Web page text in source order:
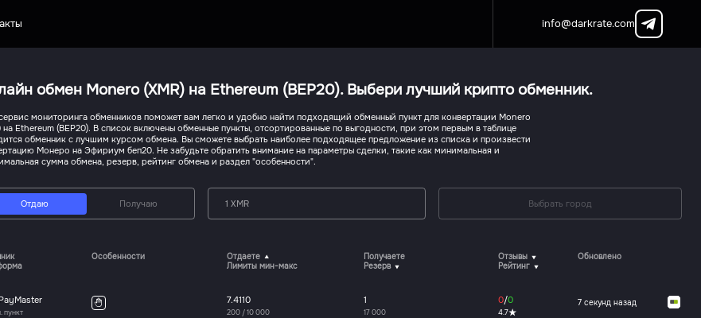
info@darkrate.com
обмен Monero (XMR) на Ethereum (BEP20). Выбери лучший крипто обменник.
мониторинга обменников поможет вам легко и удобно найти подходящий обменный пункт для конвертации Monero
на Ethereum (BEP20). В список включены обменные пункты, отсортированные по выгодности, при этом первым в таблице
обменник с лучшим курсом обмена. Вы сможете выбрать наиболее подходящее предложение из списка и произвести
Монеро на Эфириум беп20. Не забудьте обратить внимание на параметры сделки, такие как минимальная и
сумма обмена, резерв, рейтинг обмена и раздел "особенности".
Отдаю Получаю 1 XMR Выбрать город
Особенности
Отдаете
Лимиты мин-макс
Получаете
Резерв
Отзывы
Рейтинг
Обновлено
пункт
7.4110
200 /10 000
1
17 000
0/0
4.7
7 секунд назад